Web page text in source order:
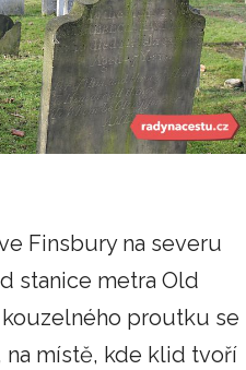
Finsbury na severu
stanice metra Old
proutku se
místě, kde klid tvoří